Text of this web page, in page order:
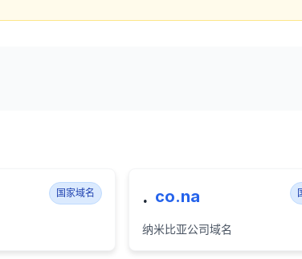
国家域名 . co.na
纳米比亚公司域名